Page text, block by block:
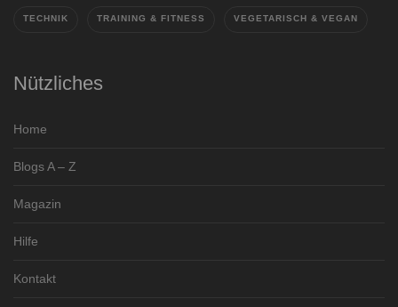
TECHNIK TRAINING & FITNESS VEGETARISCH & VEGAN
Nützliches
Home
Blogs A – Z
Magazin
Hilfe
Kontakt